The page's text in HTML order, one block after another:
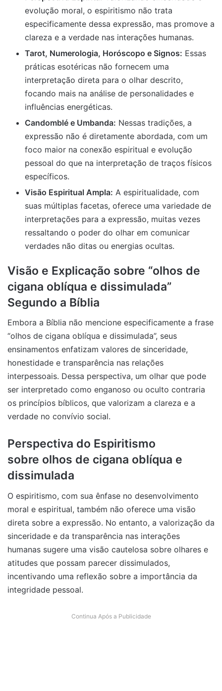
evolução moral, o espiritismo não trata
especificamente dessa expressão, mas promove a
clareza e a verdade nas interações humanas.
Tarot, Numerologia, Horóscopo e Signos: Essas
práticas esotéricas não fornecem uma
interpretação direta para o olhar descrito,
focando mais na análise de personalidades e
influências energéticas.
Candomblé e Umbanda: Nessas tradições, a
expressão não é diretamente abordada, com um
foco maior na conexão espiritual e evolução
pessoal do que na interpretação de traços físicos
específicos.
Visão Espiritual Ampla: A espiritualidade, com
suas múltiplas facetas, oferece uma variedade de
interpretações para a expressão, muitas vezes
ressaltando o poder do olhar em comunicar
verdades não ditas ou energias ocultas.
Visão e Explicação sobre “olhos de
cigana oblíqua e dissimulada”
Segundo a Bíblia
Embora a Bíblia não mencione especificamente a frase
“olhos de cigana oblíqua e dissimulada”, seus
ensinamentos enfatizam valores de sinceridade,
honestidade e transparência nas relações
interpessoais. Dessa perspectiva, um olhar que pode
ser interpretado como enganoso ou oculto contraria
os princípios bíblicos, que valorizam a clareza e a
verdade no convívio social.
Perspectiva do Espiritismo
sobre olhos de cigana oblíqua e
dissimulada
O espiritismo, com sua ênfase no desenvolvimento
moral e espiritual, também não oferece uma visão
direta sobre a expressão. No entanto, a valorização da
sinceridade e da transparência nas interações
humanas sugere uma visão cautelosa sobre olhares e
atitudes que possam parecer dissimulados,
incentivando uma reflexão sobre a importância da
integridade pessoal.
Continua Após a Publicidade